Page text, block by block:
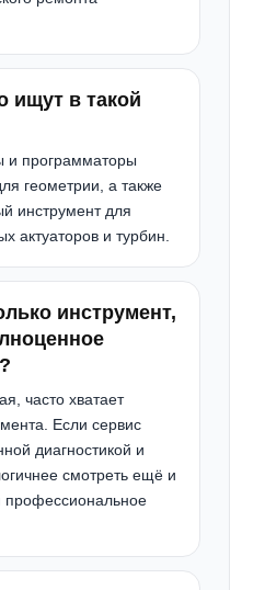
ищут в такой
и программаторы
геометрии, а также
инструмент для
актуаторов и турбин.
инструмент,
часто хватает
Если сервис
диагностикой и
смотреть ещё и
профессиональное